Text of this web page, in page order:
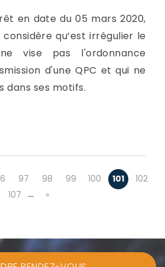
en date du 05 mars 2020,
considère qu’est irrégulier le
vise pas l'ordonnance
d'une QPC et qui ne
dans ses motifs.
97 98 99 100 101
102
107 … »